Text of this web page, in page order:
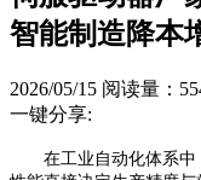
智能制造降本
2026/05/15 阅读量：
一键分享:
在工业自动化体系中